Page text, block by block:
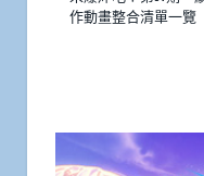
作動畫整合清單一覽